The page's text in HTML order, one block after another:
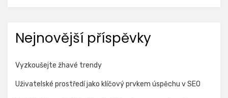
Nejnovější příspěvky
Vyzkoušejte žhavé trendy
Uživatelské prostředí jako klíčový prvkem úspěchu v SEO